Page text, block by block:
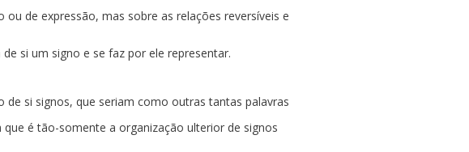
de expressão, mas sobre as relações reversíveis e
si um signo e se faz por ele representar.
si signos, que seriam como outras tantas palavras
é tão-somente a organização ulterior de signos